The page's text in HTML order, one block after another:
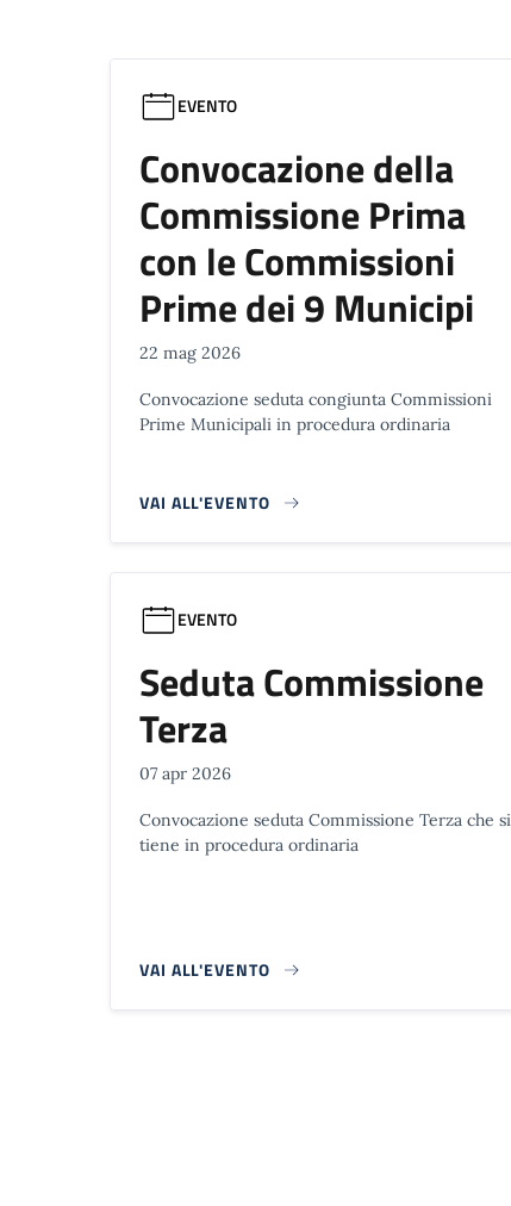
EVENTO
Convocazione della
Commissione Prima
con le Commissioni
Prime dei 9 Municipi
22 mag 2026
Convocazione seduta congiunta Commissioni
Prime Municipali in procedura ordinaria
VAI ALL'EVENTO
EVENTO
Seduta Commissione
Terza
07 apr 2026
Convocazione seduta Commissione Terza che si
tiene in procedura ordinaria
VAI ALL'EVENTO